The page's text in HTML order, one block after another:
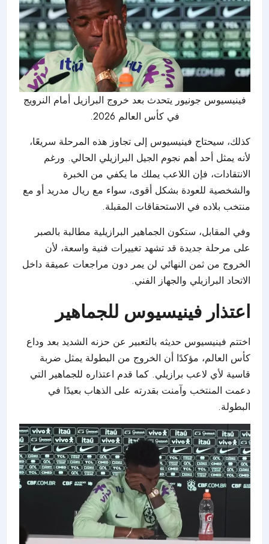
فينيسيوس جونيور يتحدث بعد خروج البرازيل أمام النرويج
في كأس العالم 2026.
كذلك، سيحتاج فينيسيوس إلى تجاوز هذه المرحلة سريعًا،
لأنه يمثل أحد أهم نجوم الجيل البرازيلي الحالي. ورغم
الانتقادات، فإن اللاعب يملك ما يكفي من الخبرة
والشخصية للعودة بشكل أقوى، سواء مع ريال مدريد أو مع
منتخب بلاده في الاستحقاقات المقبلة.
وفي المقابل، ستكون الجماهير البرازيلية مطالبة بالصبر
على مرحلة جديدة قد تشهد تغييرات فنية واسعة، لأن
الخروج من ثمن النهائي لن يمر دون مراجعات عميقة داخل
الاتحاد البرازيلي والجهاز الفني.
اعتذار فينيسيوس للجماهير
اختتم فينيسيوس حديثه بالتعبير عن حزنه الشديد بعد وداع
كأس العالم، مؤكدًا أن الخروج من البطولة يمثل ضربة
قاسية لأي لاعب برازيلي. كما قدم اعتذاره للجماهير التي
دعمت المنتخب وآمنت بقدرته على الذهاب بعيدًا في
البطولة.